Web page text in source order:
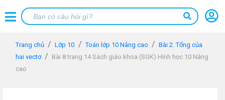
Trang chủ Lớp 10 Toán lớp 10 Nâng cao
Bài 2. Tổng của
hai vectơ
Bài 8 trang 14 Sách giáo khoa (SGK) Hình học 10 Nâng
cao